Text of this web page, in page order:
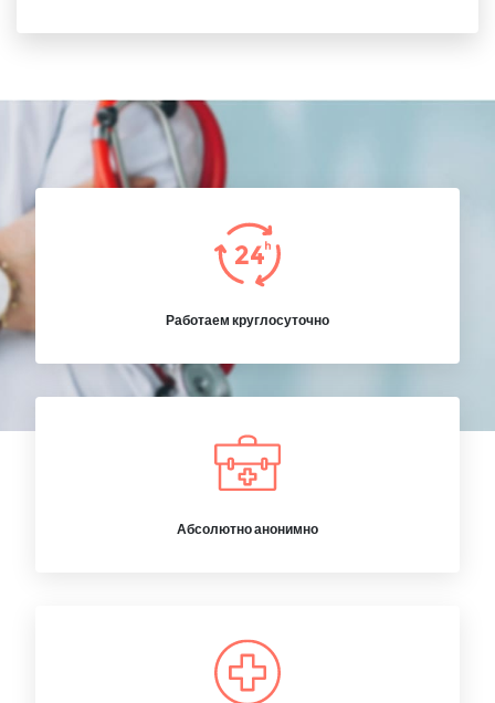
Работаем круглосуточно
Абсолютно анонимно